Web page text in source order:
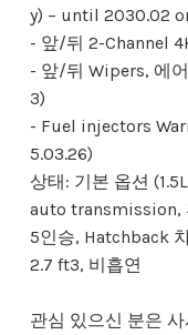
y) – until 2030.02
- 앞/뒤 2-Channel
- 앞/뒤 Wipers, 에
3)
- Fuel injectors
5.03.26)
상태: 기본 옵션
auto transmission,
5인승, Hatchback
2.7 ft3, 비흡연
관심 있으신 분은